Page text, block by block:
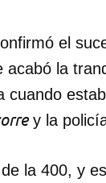
el
la
y la
la 400, y